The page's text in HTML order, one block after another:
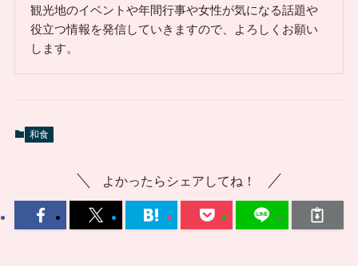
観光地のイベントや年間行事や女性が気になる話題や
役立つ情報を発信していきますので、よろしくお願い
します。
和食
よかったらシェアしてね！